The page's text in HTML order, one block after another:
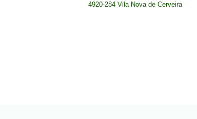
4920-284 Vila Nova de Cerveira